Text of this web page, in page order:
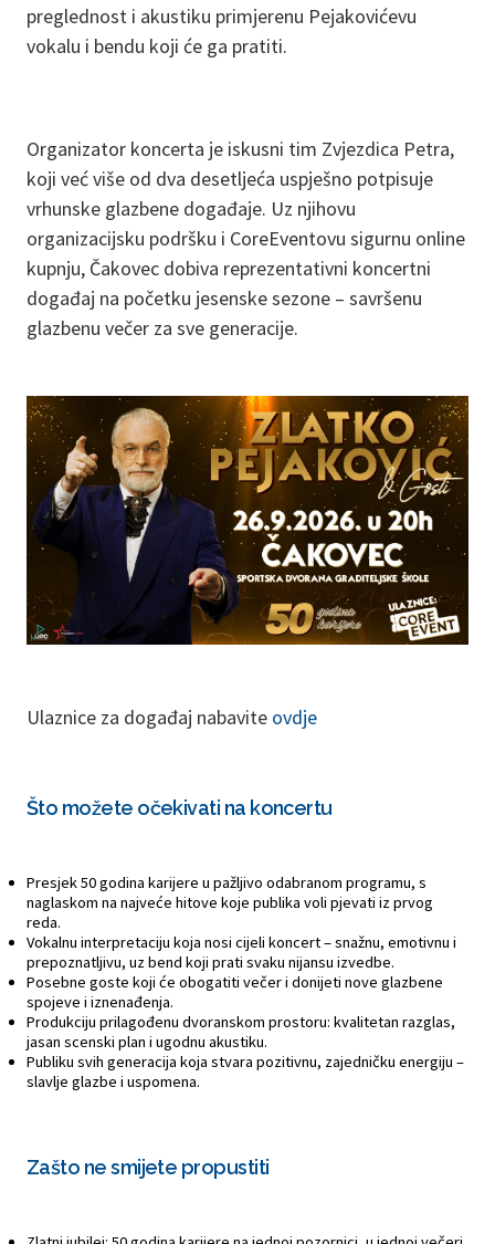
preglednost i akustiku primjerenu Pejakovićevu
vokalu i bendu koji će ga pratiti.
Organizator koncerta je iskusni tim Zvjezdica Petra,
koji već više od dva desetljeća uspješno potpisuje
vrhunske glazbene događaje. Uz njihovu
organizacijsku podršku i CoreEventovu sigurnu online
kupnju, Čakovec dobiva reprezentativni koncertni
događaj na početku jesenske sezone – savršenu
glazbenu večer za sve generacije.
Ulaznice za događaj nabavite ovdje
Što možete očekivati na koncertu
Presjek 50 godina karijere u pažljivo odabranom programu, s
naglaskom na najveće hitove koje publika voli pjevati iz prvog
reda.
Vokalnu interpretaciju koja nosi cijeli koncert – snažnu, emotivnu i
prepoznatljivu, uz bend koji prati svaku nijansu izvedbe.
Posebne goste koji će obogatiti večer i donijeti nove glazbene
spojeve i iznenađenja.
Produkciju prilagođenu dvoranskom prostoru: kvalitetan razglas,
jasan scenski plan i ugodnu akustiku.
Publiku svih generacija koja stvara pozitivnu, zajedničku energiju –
slavlje glazbe i uspomena.
Zašto ne smijete propustiti